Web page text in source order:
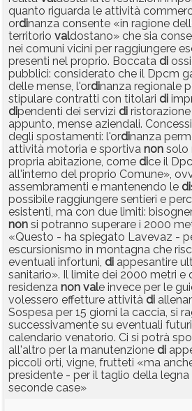
quanto riguarda le attività
ordinanza consente «in ragione
territorio valdostano» che sia
nei comuni vicini per raggiungere
presenti nel proprio. Boccata di
pubblici: considerato che il Dpcm
delle mense, l'ordinanza regionale
stipulare contratti con titolari di
dipendenti dei servizi di
appunto, mense aziendali.
degli spostamenti: l'ordinanza
attività motoria e sportiva non solo
propria abitazione, come dice il
all'interno del proprio Comune»,
assembramenti e mantenendo le di
possibile raggiungere sentieri e
esistenti, ma con due limiti:
non si potranno superare i 2000
«Questo - ha spiegato Lavevaz -
escursionismo in montagna che
eventuali infortuni, di appesantire
sanitario». Il limite dei 2000 metri e
residenza non vale invece per le
volessero effetture attività di
Sospesa per 15 giorni la caccia, si
successivamente su eventuali
calendario venatorio. Ci si potrà
all'altro per la manutenzione di
piccoli orti, vigne, frutteti «ma
presidente - per il taglio della legna
seconde case»